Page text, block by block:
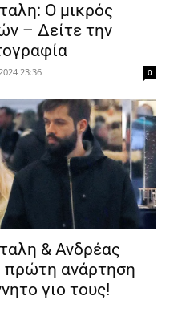
Ο μικρός
– Δείτε την
23:36 0
& Ανδρέας
πρώτη ανάρτηση
γιο τους!